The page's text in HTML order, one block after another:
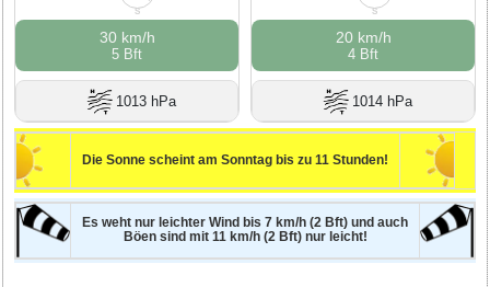
S
30 km/h
5 Bft
1013 hPa
S
20 km/h
4 Bft
1014 hPa
Die Sonne scheint am Sonntag bis zu 11 Stunden!
Es weht nur leichter Wind bis 7 km/h (2 Bft) und auch
Böen sind mit 11 km/h (2 Bft) nur leicht!